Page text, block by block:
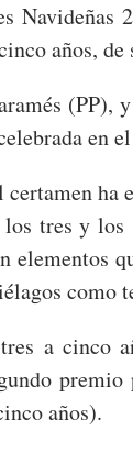
Navideñas
años,
(PP),
en
ha
tres y
elementos
como
a cinco
premio
años).